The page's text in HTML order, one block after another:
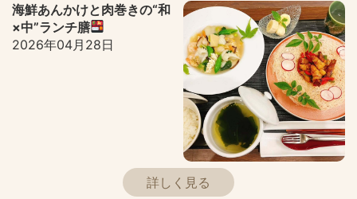
海鮮あんかけと肉巻きの“和
×中”ランチ膳
2026年04月28日
詳しく見る